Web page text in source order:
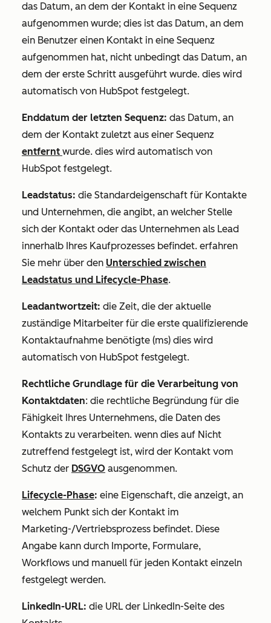
das Datum, an dem der Kontakt in eine Sequenz
aufgenommen wurde; dies ist das Datum, an dem
ein Benutzer einen Kontakt in eine Sequenz
aufgenommen hat, nicht unbedingt das Datum, an
dem der erste Schritt ausgeführt wurde. dies wird
automatisch von HubSpot festgelegt.
Enddatum der letzten Sequenz: das Datum, an
dem der Kontakt zuletzt aus einer Sequenz
entfernt wurde. dies wird automatisch von
HubSpot festgelegt.
Leadstatus: die Standardeigenschaft für Kontakte
und Unternehmen, die angibt, an welcher Stelle
sich der Kontakt oder das Unternehmen als Lead
innerhalb Ihres Kaufprozesses befindet. erfahren
Sie mehr über den Unterschied zwischen
Leadstatus und Lifecycle-Phase.
Leadantwortzeit: die Zeit, die der aktuelle
zuständige Mitarbeiter für die erste qualifizierende
Kontaktaufnahme benötigte (ms) dies wird
automatisch von HubSpot festgelegt.
Rechtliche Grundlage für die Verarbeitung von
Kontaktdaten: die rechtliche Begründung für die
Fähigkeit Ihres Unternehmens, die Daten des
Kontakts zu verarbeiten. wenn dies auf Nicht
zutreffend festgelegt ist, wird der Kontakt vom
Schutz der DSGVO ausgenommen.
Lifecycle-Phase: eine Eigenschaft, die anzeigt, an
welchem Punkt sich der Kontakt im
Marketing-/Vertriebsprozess befindet. Diese
Angabe kann durch Importe, Formulare,
Workflows und manuell für jeden Kontakt einzeln
festgelegt werden.
LinkedIn-URL: die URL der LinkedIn-Seite des